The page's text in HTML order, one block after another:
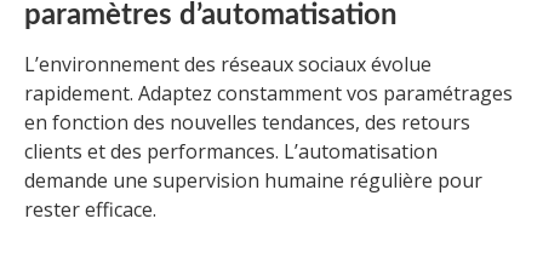
paramètres d’automatisation
L’environnement des réseaux sociaux évolue
rapidement. Adaptez constamment vos paramétrages
en fonction des nouvelles tendances, des retours
clients et des performances. L’automatisation
demande une supervision humaine régulière pour
rester efficace.